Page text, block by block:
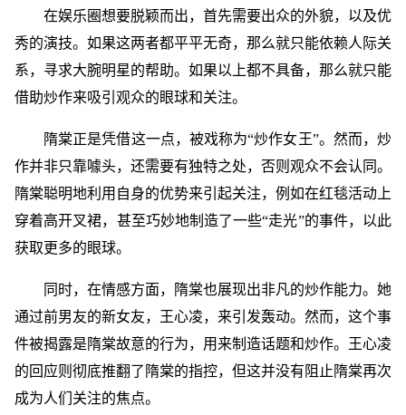
在娱乐圈想要脱颖而出，首先需要出众的外貌，以及优
秀的演技。如果这两者都平平无奇，那么就只能依赖人际关
系，寻求大腕明星的帮助。如果以上都不具备，那么就只能
借助炒作来吸引观众的眼球和关注。
隋棠正是凭借这一点，被戏称为“炒作女王”。然而，炒
作并非只靠噱头，还需要有独特之处，否则观众不会认同。
隋棠聪明地利用自身的优势来引起关注，例如在红毯活动上
穿着高开叉裙，甚至巧妙地制造了一些“走光”的事件，以此
获取更多的眼球。
同时，在情感方面，隋棠也展现出非凡的炒作能力。她
通过前男友的新女友，王心凌，来引发轰动。然而，这个事
件被揭露是隋棠故意的行为，用来制造话题和炒作。王心凌
的回应则彻底推翻了隋棠的指控，但这并没有阻止隋棠再次
成为人们关注的焦点。